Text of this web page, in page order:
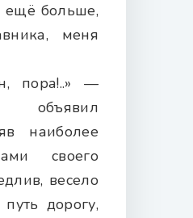
ещё больше,
меня
пора!..» —
объявил
наиболее
своего
весело
дорогу,